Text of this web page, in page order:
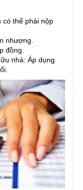
có thể phải nộp
nhượng.
đồng.
nhà: Áp dụng